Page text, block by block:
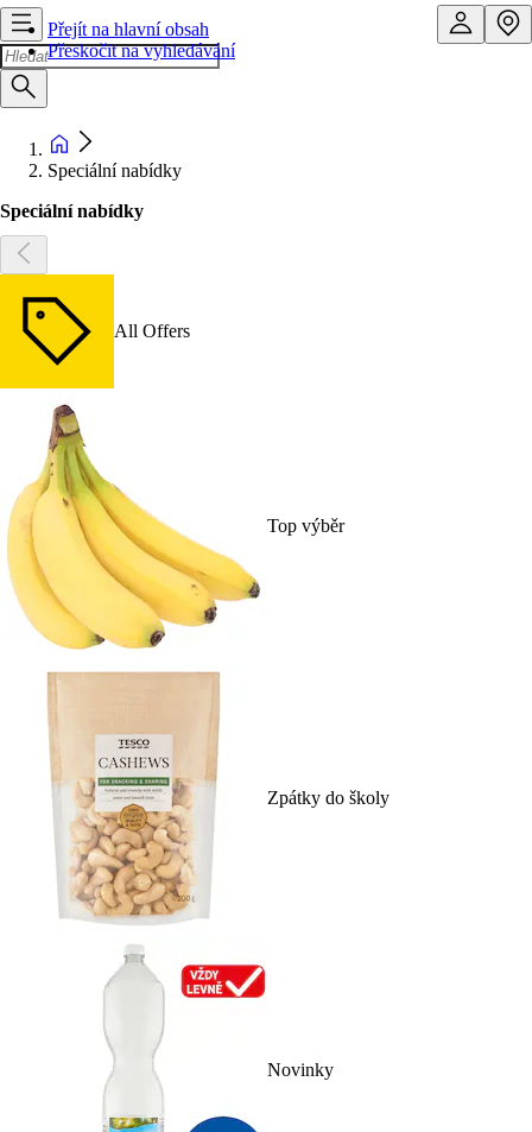
Přejít na hlavní obsah
Přeskočit na vyhledávání
Speciální nabídky
Speciální nabídky
All Offers
Top výběr
Zpátky do školy
Novinky